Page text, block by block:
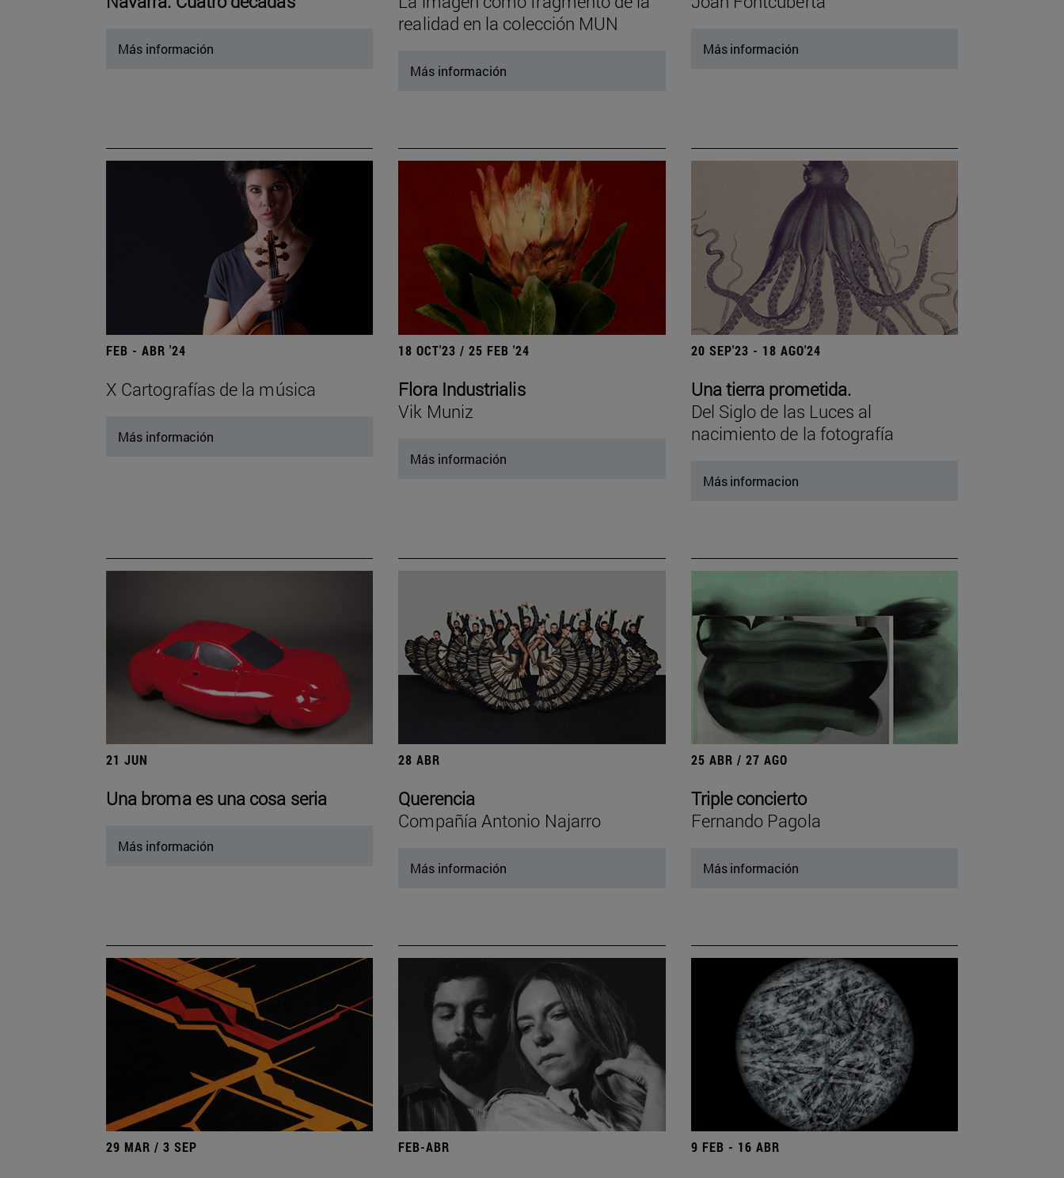
Más información
realidad en la colección MUN
Más información
Más información
FEB - ABR '24
X Cartografías de la música
Más información
18 OCT'23 / 25 FEB '24
Flora Industrialis
Vik Muniz
Más información
20 SEP'23 - 18 AGO'24
Una tierra prometida.
Del Siglo de las Luces al
nacimiento de la fotografía
Más informacion
21 JUN
Una broma es una cosa seria
Más información
28 ABR
Querencia
Compañía Antonio Najarro
Más información
25 ABR / 27 AGO
Triple concierto
Fernando Pagola
Más información
29 MAR / 3 SEP FEB-ABR 9 FEB - 16 ABR